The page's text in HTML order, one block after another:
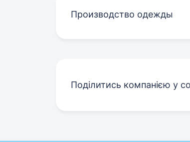
Производство одежды
Поділитись компанією у